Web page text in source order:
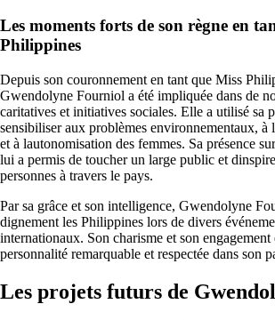
Les moments forts de son règne en
Philippines
Depuis son couronnement en tant que Miss
Gwendolyne Fourniol a été impliquée dans de
caritatives et initiatives sociales. Elle a utilisé sa
sensibiliser aux problèmes environnementaux, à
et à lautonomisation des femmes. Sa présence
lui a permis de toucher un large public et
personnes à travers le pays.
Par sa grâce et son intelligence, Gwendolyne
dignement les Philippines lors de divers
internationaux. Son charisme et son
personnalité remarquable et respectée dans son
Les projets futurs de